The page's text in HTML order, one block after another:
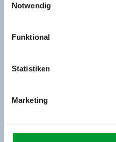
Rohr 23// A-6280 Zell am Ziller
www.zillertalarena.com
Notwendig
Funktional
Statistiken
Marketing